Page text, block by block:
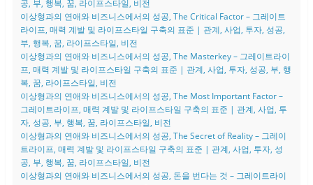
공, 부, 행복, 꿈, 라이프스타일, 비전
이상형과의 연애와 비즈니스에서의 성공, The Critical Factor – 그레이트
라이프, 매력 계발 및 라이프스타일 구축의 표준 | 관계, 사업, 투자, 성공,
부, 행복, 꿈, 라이프스타일, 비전
이상형과의 연애와 비즈니스에서의 성공, The Masterkey – 그레이트라이
프, 매력 계발 및 라이프스타일 구축의 표준 | 관계, 사업, 투자, 성공, 부, 행
복, 꿈, 라이프스타일, 비전
이상형과의 연애와 비즈니스에서의 성공, The Most Important Factor –
그레이트라이프, 매력 계발 및 라이프스타일 구축의 표준 | 관계, 사업, 투
자, 성공, 부, 행복, 꿈, 라이프스타일, 비전
이상형과의 연애와 비즈니스에서의 성공, The Secret of Reality – 그레이
트라이프, 매력 계발 및 라이프스타일 구축의 표준 | 관계, 사업, 투자, 성
공, 부, 행복, 꿈, 라이프스타일, 비전
이상형과의 연애와 비즈니스에서의 성공, 돈을 번다는 것 – 그레이트라이